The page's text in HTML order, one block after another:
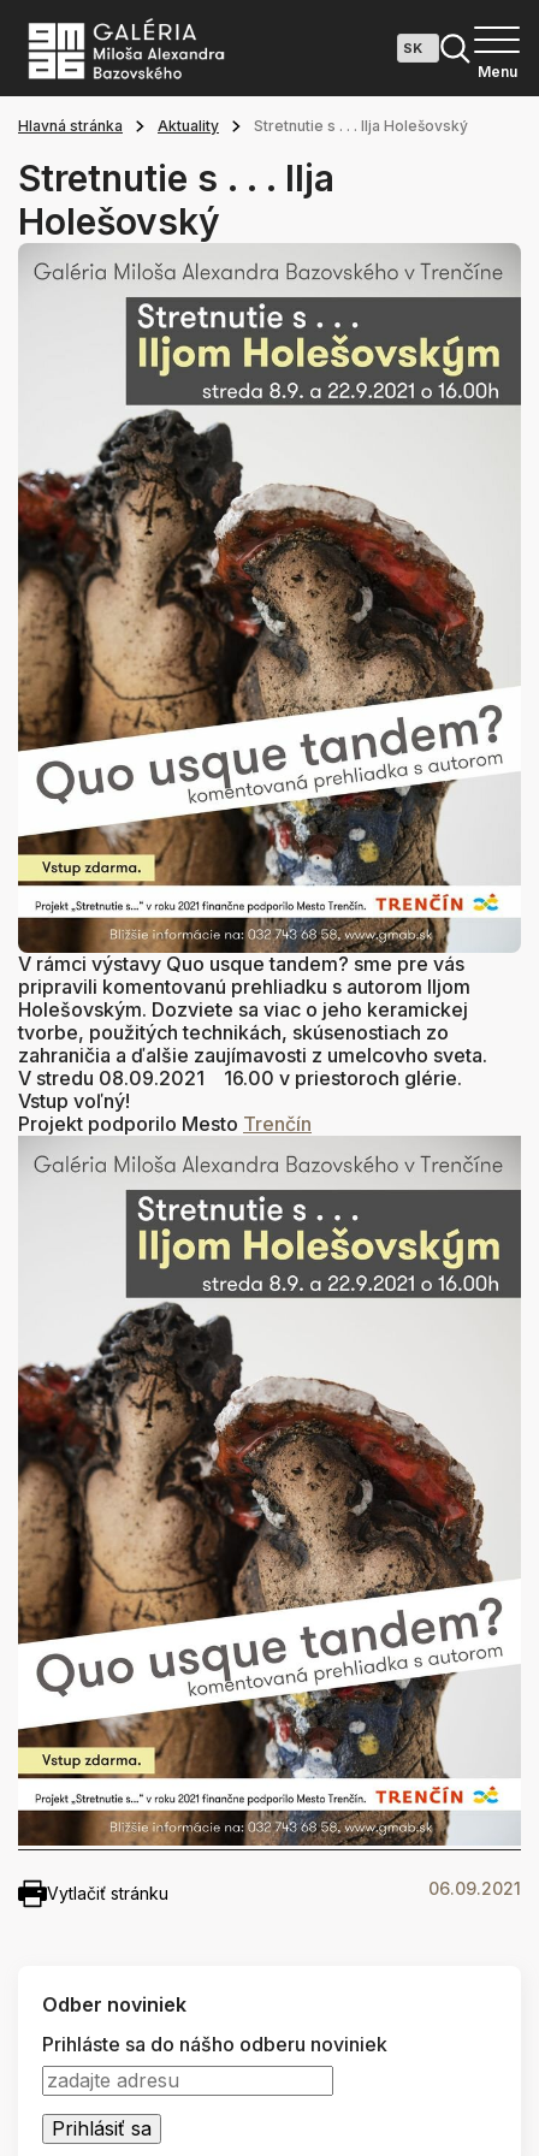
Menu
Hlavná stránka Aktuality Stretnutie s . . . Ilja Holešovský
Stretnutie s . . . Ilja
Holešovský
V rámci výstavy Quo usque tandem? sme pre vás
pripravili komentovanú prehliadku s autorom Iljom
Holešovským. Dozviete sa viac o jeho keramickej
tvorbe, použitých technikách, skúsenostiach zo
zahraničia a ďalšie zaujímavosti z umelcovho sveta.
V stredu 08.09.2021 16.00 v priestoroch glérie.
Vstup voľný!
Projekt podporilo Mesto Trenčín
Vytlačiť stránku 06.09.2021
Odber noviniek
Prihláste sa do nášho odberu noviniek